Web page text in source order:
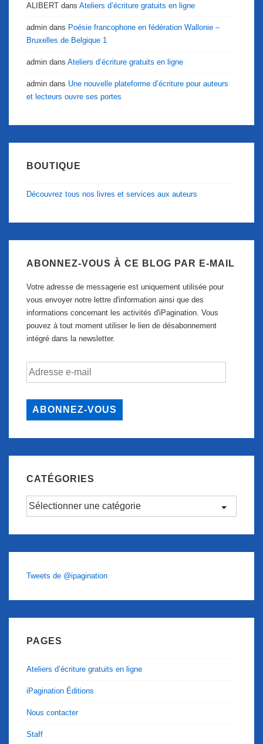
ALIBERT dans Ateliers d’écriture gratuits en ligne
admin dans Poésie francophone en fédération Wallonie –
Bruxelles de Belgique 1
admin dans Ateliers d’écriture gratuits en ligne
admin dans Une nouvelle plateforme d’écriture pour auteurs
et lecteurs ouvre ses portes
BOUTIQUE
Découvrez tous nos livres et services aux auteurs
ABONNEZ-VOUS À CE BLOG PAR E-MAIL
Votre adresse de messagerie est uniquement utilisée pour
vous envoyer notre lettre d'information ainsi que des
informations concernant les activités d'iPagination. Vous
pouvez à tout moment utiliser le lien de désabonnement
intégré dans la newsletter.
Adresse
ABONNEZ-VOUS
CATÉGORIES
Catégories
Tweets de @ipagination
PAGES
Ateliers d’écriture gratuits en ligne
iPagination Éditions
Nous contacter
Staff